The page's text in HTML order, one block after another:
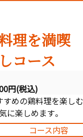
理を満喫
コース
円(税込)
めの鶏料理を楽しむ
に楽しめます。
コース内容